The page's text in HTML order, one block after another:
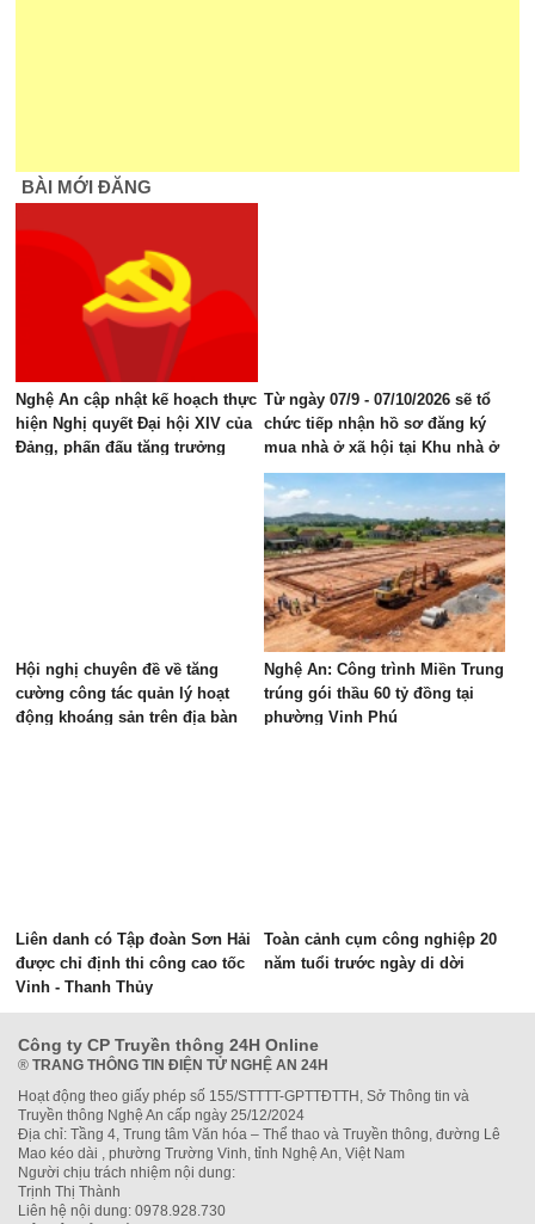
BÀI MỚI ĐĂNG
Nghệ An cập nhật kế hoạch thực
hiện Nghị quyết Đại hội XIV của
Đảng, phấn đấu tăng trưởng
Từ ngày 07/9 - 07/10/2026 sẽ tổ
chức tiếp nhận hồ sơ đăng ký
mua nhà ở xã hội tại Khu nhà ở
Mỹ Thượng, phường Vinh Lộc
Hội nghị chuyên đề về tăng
cường công tác quản lý hoạt
động khoáng sản trên địa bàn
Nghệ An: Công trình Miền Trung
trúng gói thầu 60 tỷ đồng tại
phường Vinh Phú
Liên danh có Tập đoàn Sơn Hải
được chỉ định thi công cao tốc
Vinh - Thanh Thủy
Toàn cảnh cụm công nghiệp 20
năm tuổi trước ngày di dời
Công ty CP Truyền thông 24H Online
® TRANG THÔNG TIN ĐIỆN TỬ NGHỆ AN 24H
Hoạt động theo giấy phép số 155/STTTT-GPTTĐTTH, Sở Thông tin và
Truyền thông Nghệ An cấp ngày 25/12/2024
Địa chỉ: Tầng 4, Trung tâm Văn hóa – Thể thao và Truyền thông, đường Lê
Mao kéo dài , phường Trường Vinh, tỉnh Nghệ An, Việt Nam
Người chịu trách nhiệm nội dung:
Trịnh Thị Thành
Liên hệ nội dung: 0978.928.730